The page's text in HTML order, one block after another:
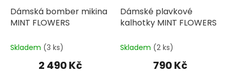
Dámská bomber mikina
MINT FLOWERS
Skladem (3 ks)
2 490 Kč
Dámské plavkové
kalhotky MINT FLOWERS
Skladem (2 ks)
790 Kč